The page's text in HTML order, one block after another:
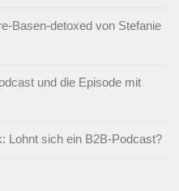
Basen-detoxed von Stefanie
und die Episode mit
Lohnt sich ein B2B-Podcast?